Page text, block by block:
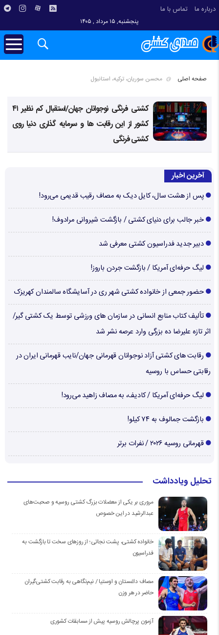
درباره ما تماس با ما
پنجشنبه, ۱۵ مرداد , ۱۴۰۵
صفحه اصلی محسن سوریان، ترکیه، استانبول
کشتی فرنگی نوجوانان جهان/استقبال کم نظیر ۴۱
کشور از این رقابت ها و سرمایه گذاری دنیا روی
کشتی فرنگی
آخرین اخبار
پس از هشت سال، کایل دیک به مصاف رقیب قدیمی می‌رود!
خبر جالب برای دنیای کشتی / بازگشت شیروانی مرادوف!
دبیر جدید فدراسیون کشتی معرفی شد
لیگ حرفه‌ای آمریکا / بازگشت جردن باروز!
حضور جمعی از خانواده کشتی شهر ری در آسایشگاه سالمندان کهریزک
تألیف کتاب منابع انسانی در سازمان های ورزشی توسط یک کشتی گیر/
اثر تازه علیرضا ده بزرگی وارد عرصه نشر شد
رقابت های کشتی آزاد نوجوانان قهرمانی جهان/نایب قهرمانی ایران در
رقابتی حساس با روسیه
لیگ حرفه‌ای آمریکا / کادیف، به مصاف زاهید می‌رود!
بازگشت جمالوف به ۷۴ کیلو!
قهرمانی روسیه ۲۰۲۶ / نفرات برتر
تحلیل ویادداشت
مروری بر یکی از معضلات بزرگ کشتی روسیه و صحبت‌های
عبدالرشید در این خصوص
خانواده کشتی، پشت نجاتی؛ از روزهای سخت تا بازگشت به
فدراسیون
مصاف داغستان و اوستیا / نیم‌نگاهی به رقابت کشتی‌گیران
حاضر در هر وزن
آزمون پرچالش روسیه پیش از مسابقات کشوری